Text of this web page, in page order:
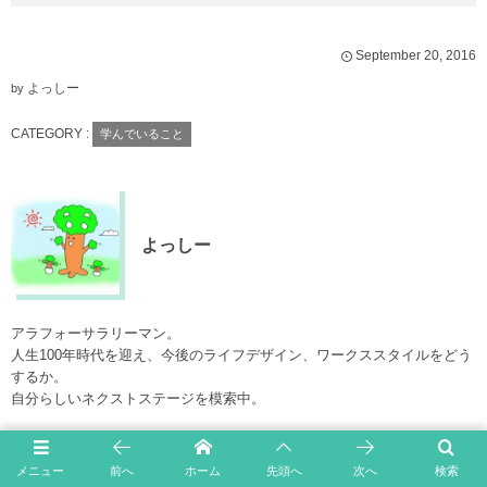
September 20 2016
by よっしー
CATEGORY : 学んでいること
よっしー
アラフォーサラリーマン。
人生100年時代を迎え、今後のライフデザイン、ワークススタイルをどう
するか。
自分らしいネクストステージを模索中。
最近は珈琲と文房具にハマってます。
メニュー 検索
前へ ホーム 先頭へ 次へ